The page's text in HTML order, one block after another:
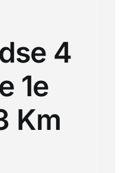
4
1e
Km